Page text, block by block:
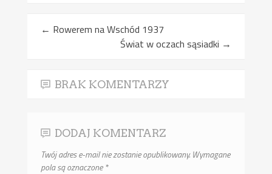
← Rowerem na Wschód 1937
Świat w oczach sąsiadki →
BRAK KOMENTARZY
DODAJ KOMENTARZ
Twój adres e-mail nie zostanie opublikowany.Wymagane
pola są oznaczone*